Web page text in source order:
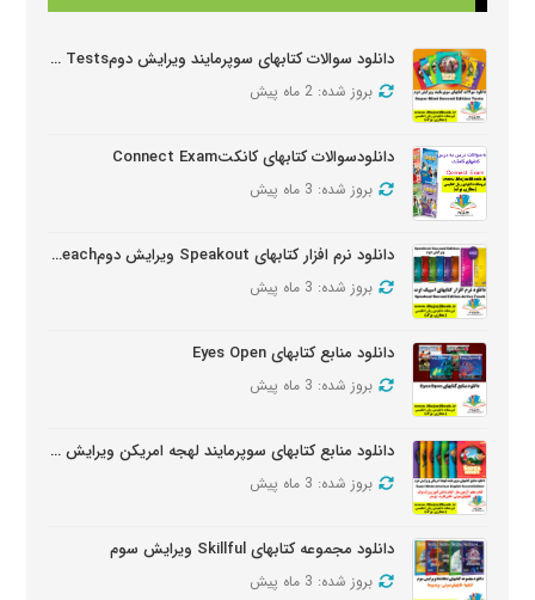
دانلود سوالات کتابهای سوپرمایند ویرایش دومSuper Mind Tests
بروز شده: 2 ماه پیش
دانلودسوالات کتابهای کانکتConnect Exam
بروز شده: 3 ماه پیش
دانلود نرم افزار کتابهای Speakout ویرایش دومSpeakout Active Teach
بروز شده: 3 ماه پیش
دانلود منابع کتابهای Eyes Open
بروز شده: 3 ماه پیش
دانلود منابع کتابهای سوپرمایند لهجه امریکن ویرایش دومSuper Minds American Second Edition
بروز شده: 3 ماه پیش
دانلود مجموعه کتابهای Skillful ویرایش سوم
بروز شده: 3 ماه پیش